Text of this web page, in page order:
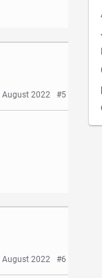
August 2022 #5
August 2022 #6